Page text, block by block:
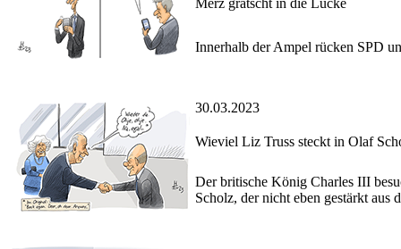
Merz grätscht in die Lücke
Innerhalb der Ampel rücken SPD
30.03.2023
Wieviel Liz Truss steckt in Olaf
Der britische König Charles III
Scholz, der nicht eben gestärkt aus